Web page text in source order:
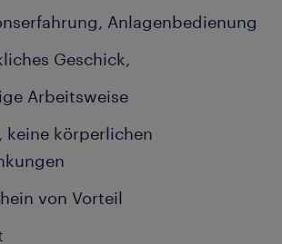
Anlagenbedienung
Geschick,
Arbeitsweise
keine körperlichen
von Vorteil